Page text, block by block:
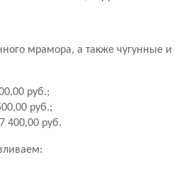
мрамора, а также чугунные и
руб.;
руб.;
400,00 руб.